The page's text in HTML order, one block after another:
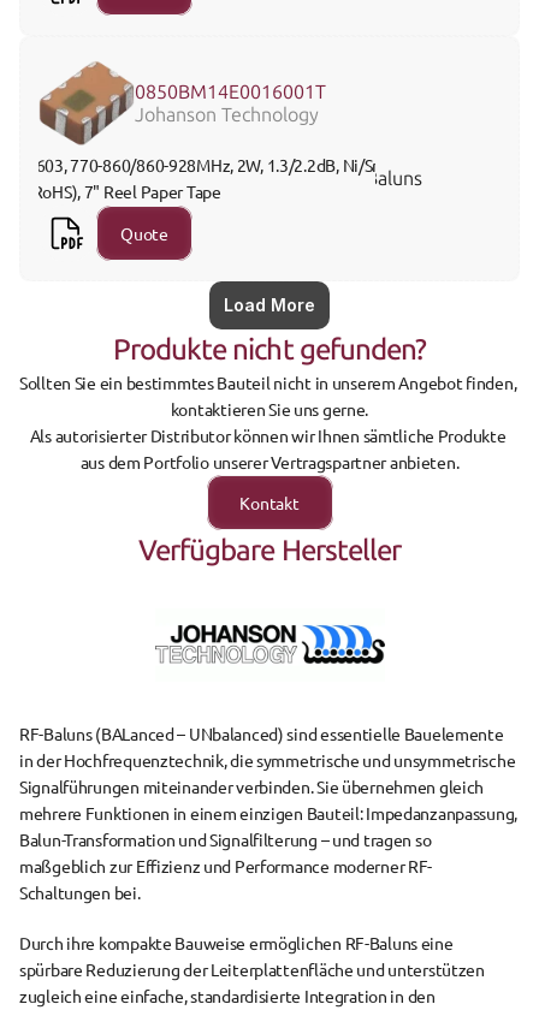
0850BM14E0016001T
Johanson Technology
0603, 770-860/860-928MHz, 2W, 1.3/2.2dB, Ni/Sn
(RoHS), 7" Reel Paper Tape
Baluns
Quote
Load More
Produkte nicht gefunden?
Sollten Sie ein bestimmtes Bauteil nicht in unserem Angebot finden,
kontaktieren Sie uns gerne.
Als autorisierter Distributor können wir Ihnen sämtliche Produkte
aus dem Portfolio unserer Vertragspartner anbieten.
Kontakt
Verfügbare Hersteller
RF-Baluns (BALanced – UNbalanced) sind essentielle Bauelemente
in der Hochfrequenztechnik, die symmetrische und unsymmetrische
Signalführungen miteinander verbinden. Sie übernehmen gleich
mehrere Funktionen in einem einzigen Bauteil: Impedanzanpassung
Balun-Transformation und Signalfilterung – und tragen so
maßgeblich zur Effizienz und Performance moderner RF-
Schaltungen bei.
Durch ihre kompakte Bauweise ermöglichen RF-Baluns eine
spürbare Reduzierung der Leiterplattenfläche und unterstützen
zugleich eine einfache, standardisierte Integration in den